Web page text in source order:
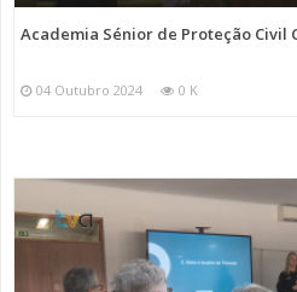
Academia Sénior de Proteção Civil
04 Outubro 2024 0 K